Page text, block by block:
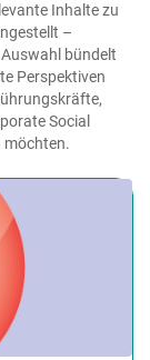
Inhalte zu
–
bündelt
Perspektiven
Social
möchten.